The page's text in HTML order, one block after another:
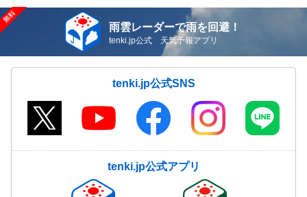
雨雲レーダーで雨を回避！
tenki.jp公式 天気予報アプリ
tenki.jp公式SNS
tenki.jp公式アプリ